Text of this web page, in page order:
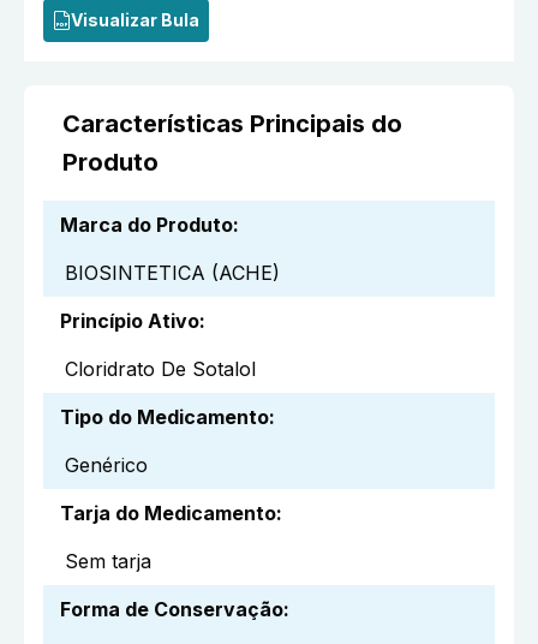
Visualizar Bula
Características Principais do
Produto
Marca do Produto:
BIOSINTETICA (ACHE)
Princípio Ativo:
Cloridrato De Sotalol
Tipo do Medicamento:
Genérico
Tarja do Medicamento:
Sem tarja
Forma de Conservação: